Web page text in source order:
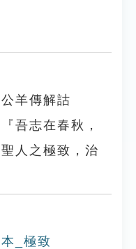
羊傳解詁
吾志在春秋，
人之極致，治
_極致